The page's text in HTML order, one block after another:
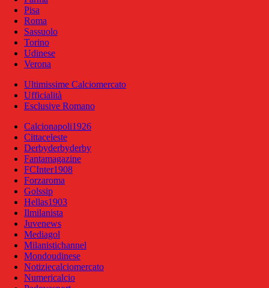
Pisa
Roma
Sassuolo
Torino
Udinese
Verona
Ultimissime Calciomercato
Ufficialità
Esclusive Romano
Calcionapoli1926
Cittaceleste
Derbyderbyderby
Fantamagazine
FCInter1908
Forzaroma
Golssip
Hellas1903
Ilmilanista
Juvenews
Mediagol
Milanistichannel
Mondoudinese
Notiziecalciomercato
Numericalcio